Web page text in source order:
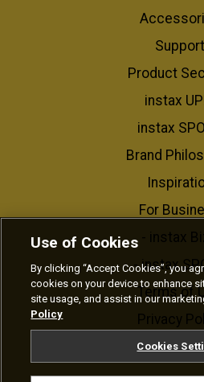
Support
Product
instax
instax
Brand
For
- instax
- instax
Terms of
Privacy
Cookie
Use of Cookies
By clicking “Accept Cookies”, you
cookies on your device to enhance
site usage, and assist in our
Policy
Cookies